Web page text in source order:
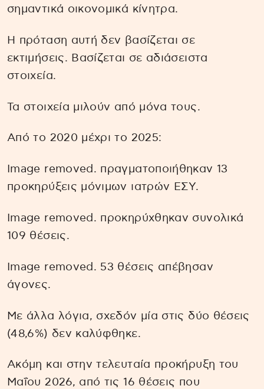
σημαντικά οικονομικά κίνητρα.
Η πρόταση αυτή δεν βασίζεται σε
εκτιμήσεις. Βασίζεται σε αδιάσειστα
στοιχεία.
Τα στοιχεία μιλούν από μόνα τους.
Από το 2020 μέχρι το 2025:
Image removed. πραγματοποιήθηκαν 13
προκηρύξεις μόνιμων ιατρών ΕΣΥ.
Image removed. προκηρύχθηκαν συνολικά
109 θέσεις.
Image removed. 53 θέσεις απέβησαν
άγονες.
Με άλλα λόγια, σχεδόν μία στις δύο θέσεις
(48,6%) δεν καλύφθηκε.
Ακόμη και στην τελευταία προκήρυξη του
Μαΐου 2026, από τις 16 θέσεις που